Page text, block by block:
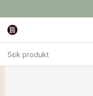
produkt